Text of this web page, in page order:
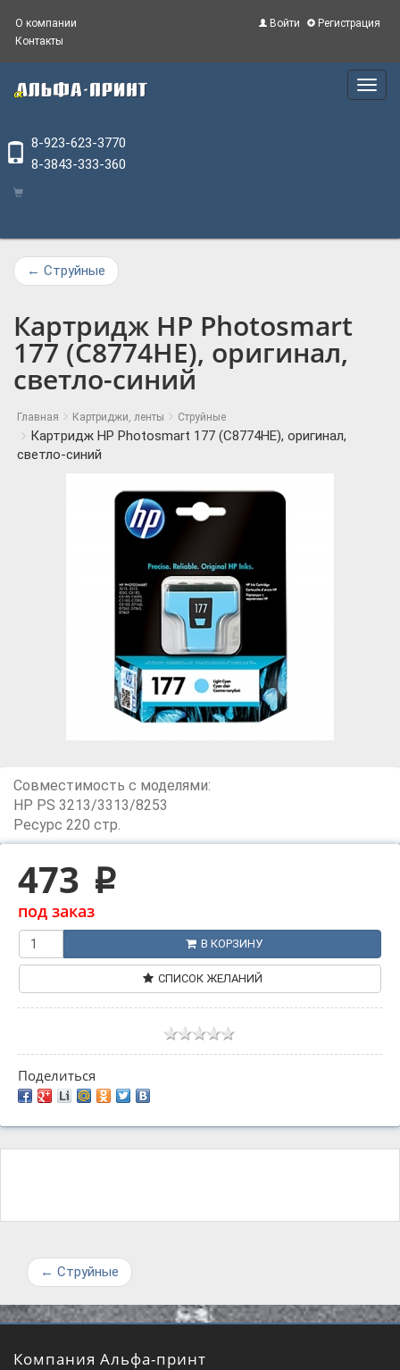
Войти Регистрация
О компании
Контакты
Main
Menu
8-923-623-3770
8-3843-333-360
← Струйные
Картридж HP Photosmart
177 (C8774HE), оригинал,
светло-синий
Главная Картриджи, ленты Струйные
Картридж HP Photosmart 177 (C8774HE), оригинал,
светло-синий
Совместимость с моделями:
HP PS 3213/3313/8253
Ресурс 220 стр.
473 p
под заказ
В КОРЗИНУ
СПИСОК ЖЕЛАНИЙ
Поделиться
← Струйные
Компания Альфа-принт